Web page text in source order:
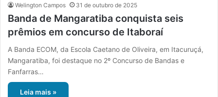
Welington Campos 31 de outubro de 2025
Banda de Mangaratiba conquista seis
prêmios em concurso de Itaboraí
A Banda ECOM, da Escola Caetano de Oliveira, em Itacuruçá,
Mangaratiba, foi destaque no 2º Concurso de Bandas e
Fanfarras…
Leia mais »